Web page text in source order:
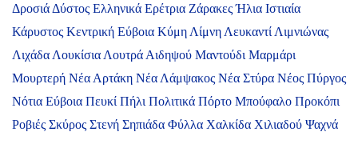
Δροσιά Δύστος Ελληνικά Ερέτρια ΖάρακεςΉλια Ιστιαία
Κάρυστος Κεντρική Εύβοια Κύμη Λίμνη Λευκαντί Λιμνιώνας
Λιχάδα Λουκίσια Λουτρά Αιδηψού Μαντούδι Μαρμάρι
Μουρτερή Νέα Αρτάκη Νέα Λάμψακος Νέα Στύρα Νέος Πύργος
Νότια Εύβοια Πευκί Πήλι Πολιτικά Πόρτο Μπούφαλο Προκόπι
Ροβιές Σκύρος Στενή Σηπιάδα Φύλλα Χαλκίδα Χιλιαδού Ψαχνά